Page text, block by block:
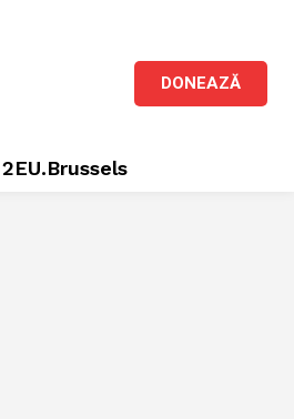
DONEAZĂ
2EU.Brussels